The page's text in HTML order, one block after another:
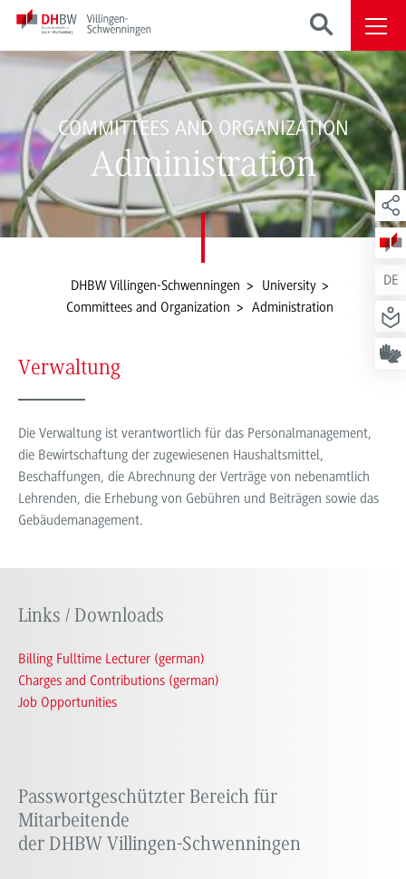
COMMITTEES AND ORGANIZATION
Administration
DE
DHBW Villingen-Schwenningen
University
Committees and Organization
Administration
Verwaltung
Die Verwaltung ist verantwortlich für das Personalmanagement,
die Bewirtschaftung der zugewiesenen Haushaltsmittel,
Beschaffungen, die Abrechnung der Verträge von nebenamtlich
Lehrenden, die Erhebung von Gebühren und Beiträgen sowie das
Gebäudemanagement.
Links / Downloads
Billing Fulltime Lecturer (german)
Charges and Contributions (german)
Job Opportunities
Passwortgeschützter Bereich für
Mitarbeitende
der DHBW Villingen-Schwenningen